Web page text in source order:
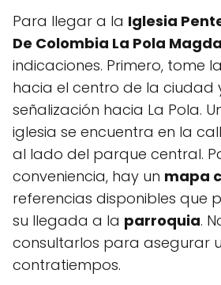
Para llegar a la Iglesia
De Colombia La Pola
indicaciones. Primero, tome
hacia el centro de la ciudad
señalización hacia La Pola.
iglesia se encuentra en la
al lado del parque central.
conveniencia, hay un mapa
referencias disponibles que
su llegada a la parroquia.
consultarlos para asegurar
contratiempos.